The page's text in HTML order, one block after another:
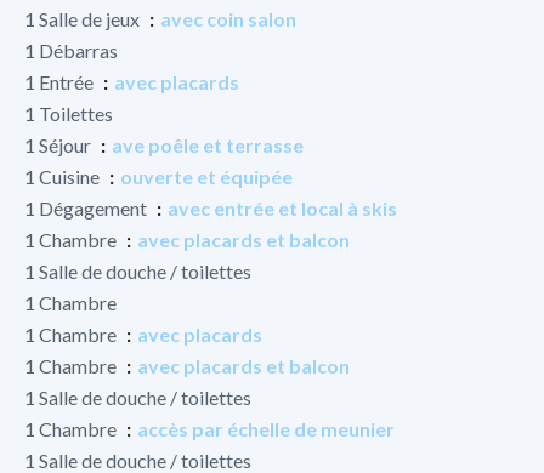
1 Salle de jeux
avec coin salon
1 Débarras
1 Entrée
avec placards
1 Toilettes
1 Séjour
ave poêle et terrasse
1 Cuisine
ouverte et équipée
1 Dégagement
avec entrée et local à skis
1 Chambre
avec placards et balcon
1 Salle de douche / toilettes
1 Chambre
1 Chambre
avec placards
1 Chambre
avec placards et balcon
1 Salle de douche / toilettes
1 Chambre
accès par échelle de meunier
1 Salle de douche / toilettes